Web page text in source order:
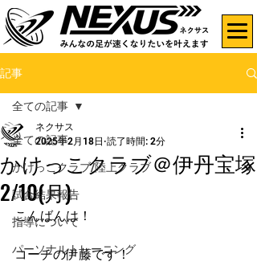
記事
全ての記事
かけっこクラブ/陸上クラブ
試合結果報告
指導について
パーソナルトレーニング
全ての記事
かけっこクラブ＠伊丹宝塚
2/10(月)
ネクサス
2025年2月18日 読了時間: 2分
こんばんは！
コーチの伊藤です！